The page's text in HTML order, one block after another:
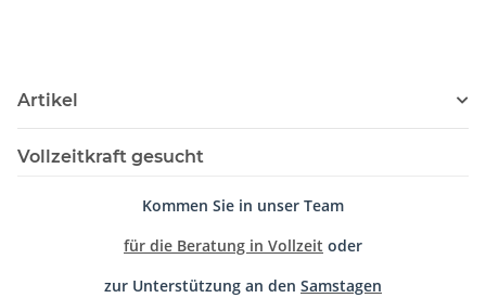
Artikel
Vollzeitkraft gesucht
Kommen Sie in unser Team
für die Beratung in Vollzeit oder
zur Unterstützung an den Samstagen